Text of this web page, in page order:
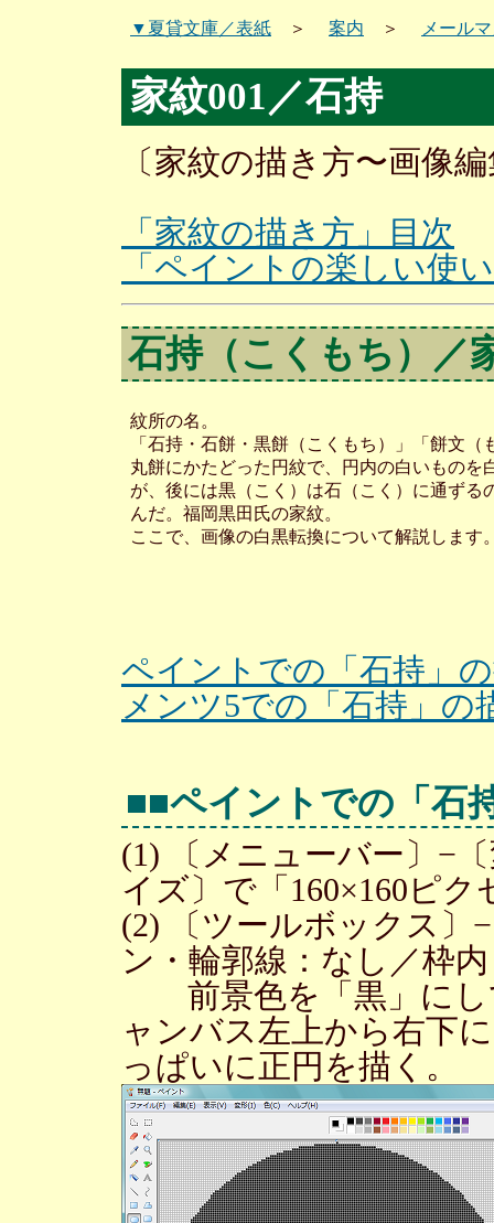
▼夏貸文庫／表紙 ＞ 案内 ＞ メール
家紋001／石持
〔家紋の描き方〜画像
「家紋の描き方」目次
「ペイントの楽しい使
石持（こくもち）／
紋所の名。
「石持・石餅・黒餅（こくもち）」「餅文（
丸餅にかたどった円紋で、円内の白いものを
が、後には黒（こく）は石（こく）に通ずる
んだ。福岡黒田氏の家紋。
ここで、画像の白黒転換について解説します
ペイントでの「石持」
メンツ5での「石持」の
■■ペイントでの「石
(1) 〔メニューバー〕−
イズ〕で「160×160ピ
(2) 〔ツールボックス〕
ン・輪郭線：なし／枠
前景色を「黒」にし
ャンバス左上から右下
っぱいに正円を描く。